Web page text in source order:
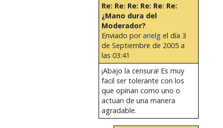
Re: Re: Re: Re: Re: Re:
¿Mano dura del
Moderador?
Enviado porarielgel día 3
de Septiembre de 2005 a
las 03:41
¡Abajo la censura! Es muy
facil ser tolerante con los
que opinan como uno o
actuan de una manera
agradable.